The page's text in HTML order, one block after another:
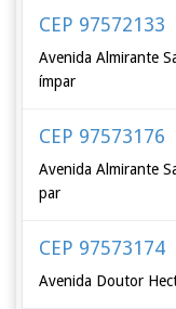
CEP 97572133
Avenida Almirante
ímpar
CEP 97573176
Avenida Almirante
par
CEP 97573174
Avenida Doutor